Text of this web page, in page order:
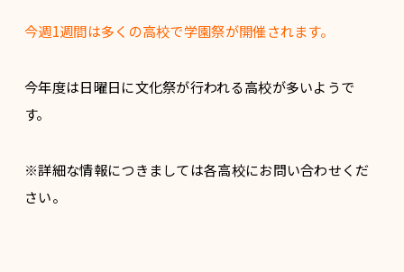
今週1週間は多くの高校で学園祭が開催されます。
今年度は日曜日に文化祭が行われる高校が多いようで
す。
※詳細な情報につきましては各高校にお問い合わせくだ
さい。